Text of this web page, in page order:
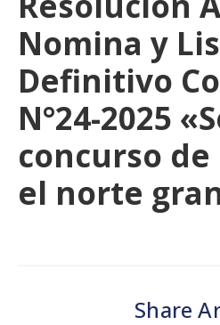
Nomina y
Definitivo
N°24-2025
concurso
el norte
Share